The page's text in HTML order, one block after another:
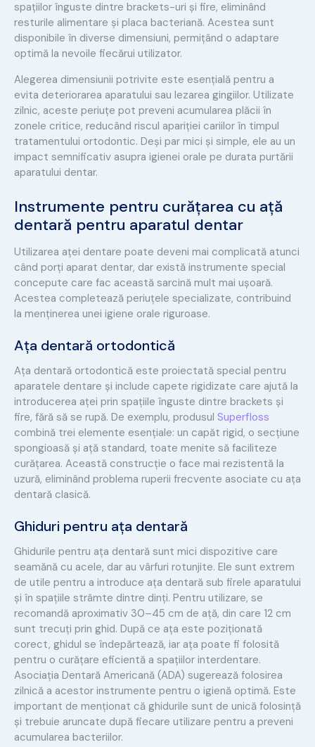
spațiilor înguste dintre brackets-uri și fire, eliminând
resturile alimentare și placa bacteriană. Acestea sunt
disponibile în diverse dimensiuni, permițând o adaptare
optimă la nevoile fiecărui utilizator.
Alegerea dimensiunii potrivite este esențială pentru a
evita deteriorarea aparatului sau lezarea gingiilor. Utilizate
zilnic, aceste periuțe pot preveni acumularea plăcii în
zonele critice, reducând riscul apariției cariilor în timpul
tratamentului ortodontic. Deși par mici și simple, ele au un
impact semnificativ asupra igienei orale pe durata purtării
aparatului dentar.
Instrumente pentru curățarea cu ață
dentară pentru aparatul dentar
Utilizarea aței dentare poate deveni mai complicată atunci
când porți aparat dentar, dar există instrumente special
concepute care fac această sarcină mult mai ușoară.
Acestea completează periuțele specializate, contribuind
la menținerea unei igiene orale riguroase.
Ața dentară ortodontică
Ața dentară ortodontică este proiectată special pentru
aparatele dentare și include capete rigidizate care ajută la
introducerea aței prin spațiile înguste dintre brackets și
fire, fără să se rupă. De exemplu, produsul Superfloss
combină trei elemente esențiale: un capăt rigid, o secțiune
spongioasă și ață standard, toate menite să faciliteze
curățarea. Această construcție o face mai rezistentă la
uzură, eliminând problema ruperii frecvente asociate cu ața
dentară clasică.
Ghiduri pentru ața dentară
Ghidurile pentru ața dentară sunt mici dispozitive care
seamănă cu acele, dar au vârfuri rotunjite. Ele sunt extrem
de utile pentru a introduce ața dentară sub firele aparatului
și în spațiile strâmte dintre dinți. Pentru utilizare, se
recomandă aproximativ 30–45 cm de ață, din care 12 cm
sunt trecuți prin ghid. După ce ața este poziționată
corect, ghidul se îndepărtează, iar ața poate fi folosită
pentru o curățare eficientă a spațiilor interdentare.
Asociația Dentară Americană (ADA) sugerează folosirea
zilnică a acestor instrumente pentru o igienă optimă. Este
important de menționat că ghidurile sunt de unică folosință
și trebuie aruncate după fiecare utilizare pentru a preveni
acumularea bacteriilor.